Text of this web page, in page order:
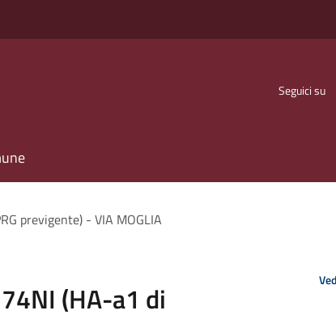
Seguici su
previgente) - VIA MOGLIA
(HA-a1 di